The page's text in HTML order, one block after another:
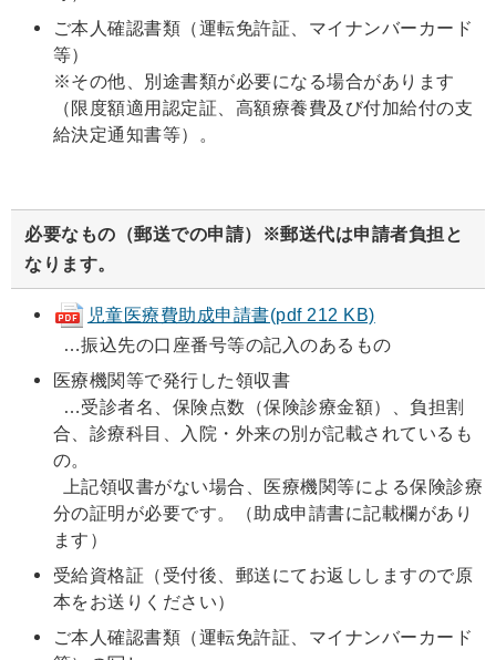
ご本人確認書類（運転免許証、マイナンバーカード
等）
※その他、別途書類が必要になる場合があります
（限度額適用認定証、高額療養費及び付加給付の支
給決定通知書等）。
必要なもの（郵送での申請）※郵送代は申請者負担と
なります。
児童医療費助成申請書(pdf 212 KB)
…振込先の口座番号等の記入のあるもの
医療機関等で発行した領収書
…受診者名、保険点数（保険診療金額）、負担割
合、診療科目、入院・外来の別が記載されているも
の。
上記領収書がない場合、医療機関等による保険診療
分の証明が必要です。（助成申請書に記載欄があり
ます）
受給資格証（受付後、郵送にてお返ししますので原
本をお送りください）
ご本人確認書類（運転免許証、マイナンバーカード